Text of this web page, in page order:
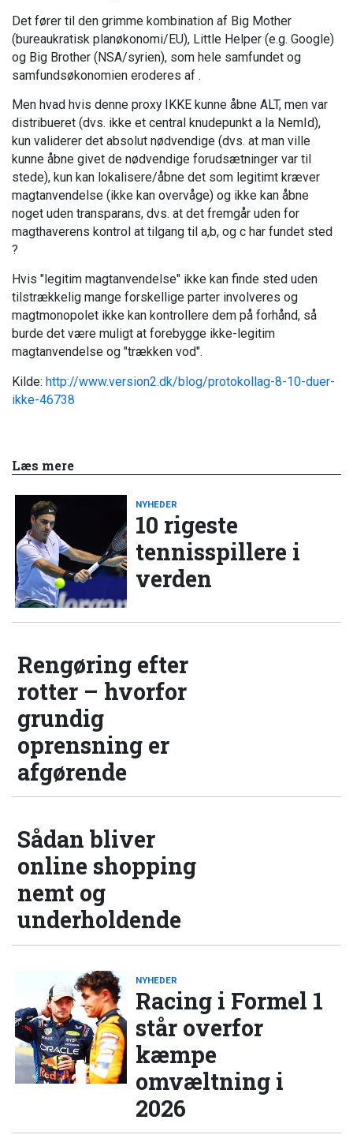
Det fører til den grimme kombination af Big Mother
(bureaukratisk planøkonomi/EU), Little Helper (e.g. Google)
og Big Brother (NSA/syrien), som hele samfundet og
samfundsøkonomien eroderes af .
Men hvad hvis denne proxy IKKE kunne åbne ALT, men var
distribueret (dvs. ikke et central knudepunkt a la NemId),
kun validerer det absolut nødvendige (dvs. at man ville
kunne åbne givet de nødvendige forudsætninger var til
stede), kun kan lokalisere/åbne det som legitimt kræver
magtanvendelse (ikke kan overvåge) og ikke kan åbne
noget uden transparans, dvs. at det fremgår uden for
magthaverens kontrol at tilgang til a,b, og c har fundet sted
?
Hvis "legitim magtanvendelse" ikke kan finde sted uden
tilstrækkelig mange forskellige parter involveres og
magtmonopolet ikke kan kontrollere dem på forhånd, så
burde det være muligt at forebygge ikke-legitim
magtanvendelse og "trækken vod".
Kilde: http://www.version2.dk/blog/protokollag-8-10-duer-
ikke-46738
Læs mere
NYHEDER
10 rigeste
tennisspillere i
verden
Rengøring efter
rotter – hvorfor
grundig
oprensning er
afgørende
Sådan bliver
online shopping
nemt og
underholdende
NYHEDER
Racing i Formel 1
står overfor
kæmpe
omvæltning i
2026